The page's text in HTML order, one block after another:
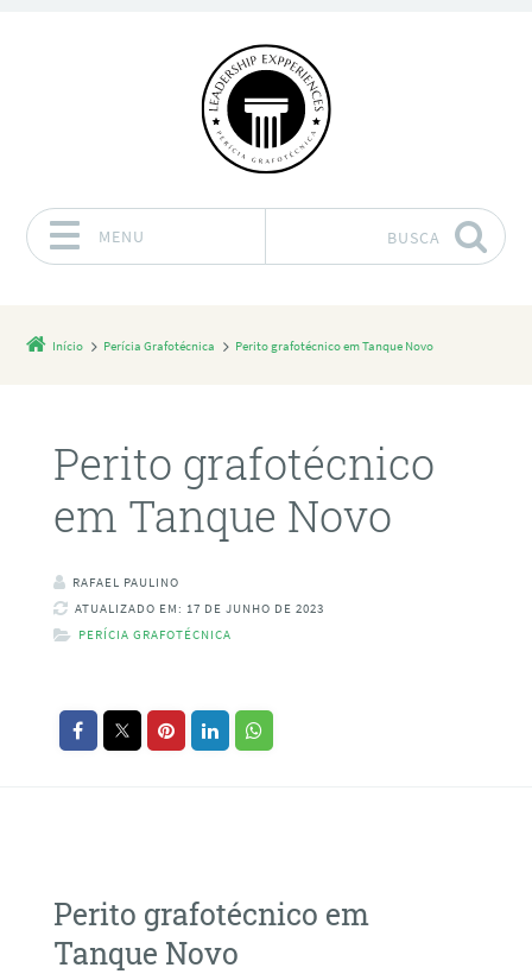
MENU BUSCA
Início Perícia Grafotécnica Perito grafotécnico em Tanque Novo
Perito grafotécnico
em Tanque Novo
RAFAEL PAULINO
ATUALIZADO EM: 17 DE JUNHO DE 2023
PERÍCIA GRAFOTÉCNICA
Perito grafotécnico em
Tanque Novo